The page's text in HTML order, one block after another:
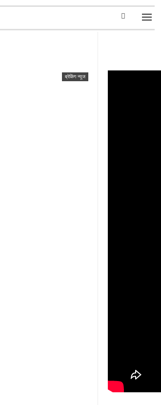
ब्रेकिंग न्यूज